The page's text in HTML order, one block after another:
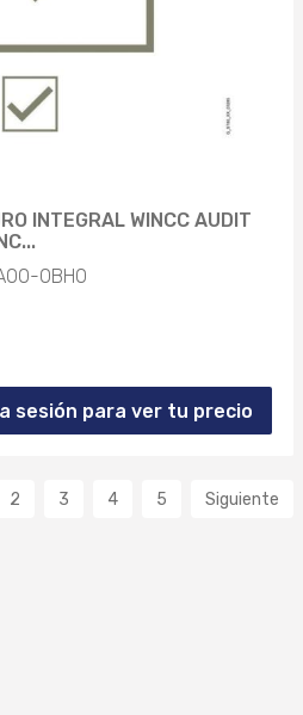
INTEGRAL WINCC AUDIT
0BH0
sesión para ver tu precio
2 3 4 5 Siguiente